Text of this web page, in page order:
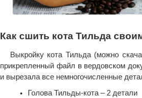
Как сшить кота Тильда
Выкройку кота Тильда (можно
прикрепленный файл в вердовском
и вырезала все немногочисленные
Голова Тильды-кота – 2 детали